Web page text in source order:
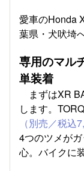
愛車のHonda
葉県・犬吠埼
専用のマル
単装着
まずはXR
します。
（別売／税込
4つのツメが
心。バイクに